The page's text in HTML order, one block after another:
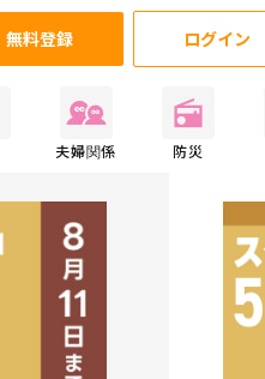
無料登録 ログイン
夫婦関係 防災